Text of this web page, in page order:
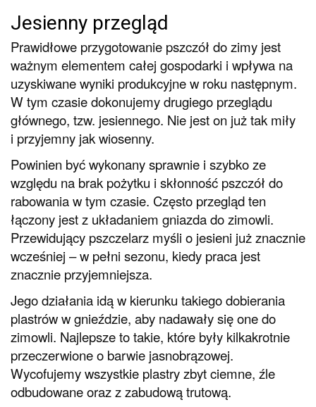
Jesienny przegląd
Prawidłowe przygotowanie pszczół do zimy jest
ważnym elementem całej gospodarki i wpływa na
uzyskiwane wyniki produkcyjne w roku następnym.
W tym czasie dokonujemy drugiego przeglądu
głównego, tzw. jesiennego. Nie jest on już tak miły
i przyjemny jak wiosenny.
Powinien być wykonany sprawnie i szybko ze
względu na brak pożytku i skłonność pszczół do
rabowania w tym czasie. Często przegląd ten
łączony jest z układaniem gniazda do zimowli.
Przewidujący pszczelarz myśli o jesieni już znacznie
wcześniej – w pełni sezonu, kiedy praca jest
znacznie przyjemniejsza.
Jego działania idą w kierunku takiego dobierania
plastrów w gnieździe, aby nadawały się one do
zimowli. Najlepsze to takie, które były kilkakrotnie
przeczerwione o barwie jasnobrązowej.
Wycofujemy wszystkie plastry zbyt ciemne, źle
odbudowane oraz z zabudową trutową.